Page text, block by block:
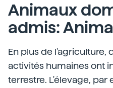
Animaux
admis:
En plus de l'agriculture,
activités humaines ont
terrestre. L'élevage, par